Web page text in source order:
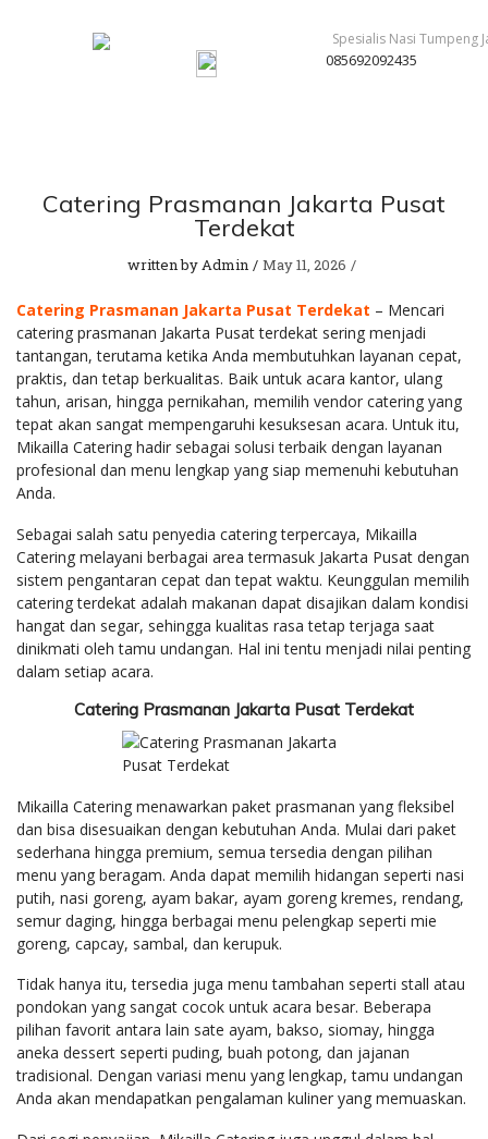
085692092435
Catering Prasmanan Jakarta Pusat
Terdekat
written byAdmin May 11, 2026
Catering Prasmanan Jakarta Pusat Terdekat – Mencari
catering prasmanan Jakarta Pusat terdekat sering menjadi
tantangan, terutama ketika Anda membutuhkan layanan cepat,
praktis, dan tetap berkualitas. Baik untuk acara kantor, ulang
tahun, arisan, hingga pernikahan, memilih vendor catering yang
tepat akan sangat mempengaruhi kesuksesan acara. Untuk itu,
Mikailla Catering hadir sebagai solusi terbaik dengan layanan
profesional dan menu lengkap yang siap memenuhi kebutuhan
Anda.
Sebagai salah satu penyedia catering terpercaya, Mikailla
Catering melayani berbagai area termasuk Jakarta Pusat dengan
sistem pengantaran cepat dan tepat waktu. Keunggulan memilih
catering terdekat adalah makanan dapat disajikan dalam kondisi
hangat dan segar, sehingga kualitas rasa tetap terjaga saat
dinikmati oleh tamu undangan. Hal ini tentu menjadi nilai penting
dalam setiap acara.
Catering Prasmanan Jakarta Pusat Terdekat
Mikailla Catering menawarkan paket prasmanan yang fleksibel
dan bisa disesuaikan dengan kebutuhan Anda. Mulai dari paket
sederhana hingga premium, semua tersedia dengan pilihan
menu yang beragam. Anda dapat memilih hidangan seperti nasi
putih, nasi goreng, ayam bakar, ayam goreng kremes, rendang,
semur daging, hingga berbagai menu pelengkap seperti mie
goreng, capcay, sambal, dan kerupuk.
Tidak hanya itu, tersedia juga menu tambahan seperti stall atau
pondokan yang sangat cocok untuk acara besar. Beberapa
pilihan favorit antara lain sate ayam, bakso, siomay, hingga
aneka dessert seperti puding, buah potong, dan jajanan
tradisional. Dengan variasi menu yang lengkap, tamu undangan
Anda akan mendapatkan pengalaman kuliner yang memuaskan.